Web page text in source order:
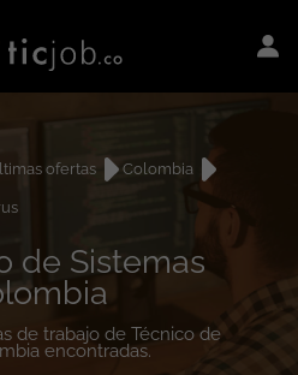
ofertas
Colombia
de Sistemas
de trabajo de Técnico de
encontradas.